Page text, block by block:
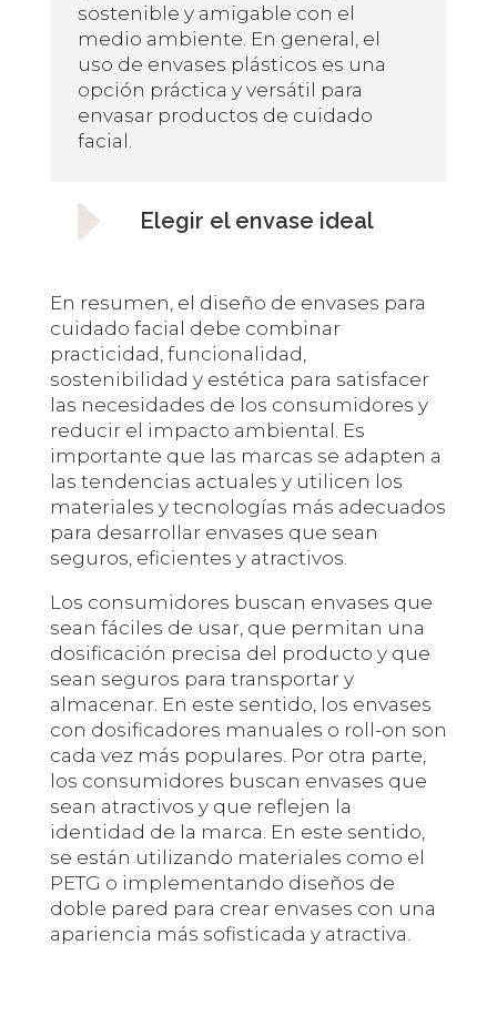
sostenible y amigable con el
medio ambiente. En general, el
uso de envases plásticos es una
opción práctica y versátil para
envasar productos de cuidado
facial.
E Elegir el envase ideal
En resumen, el diseño de envases para
cuidado facial debe combinar
practicidad, funcionalidad,
sostenibilidad y estética para satisfacer
las necesidades de los consumidores y
reducir el impacto ambiental. Es
importante que las marcas se adapten a
las tendencias actuales y utilicen los
materiales y tecnologías más adecuados
para desarrollar envases que sean
seguros, eficientes y atractivos.
Los consumidores buscan envases que
sean fáciles de usar, que permitan una
dosificación precisa del producto y que
sean seguros para transportar y
almacenar. En este sentido, los envases
con dosificadores manuales o roll-on son
cada vez más populares. Por otra parte,
los consumidores buscan envases que
sean atractivos y que reflejen la
identidad de la marca. En este sentido,
se están utilizando materiales como el
PETG o implementando diseños de
doble pared para crear envases con una
apariencia más sofisticada y atractiva.